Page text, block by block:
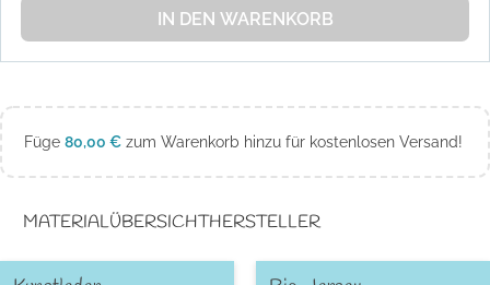
IN DEN WARENKORB
Füge 80,00 € zum Warenkorb hinzu für kostenlosen Versand!
MATERIALÜBERSICHTHERSTELLER